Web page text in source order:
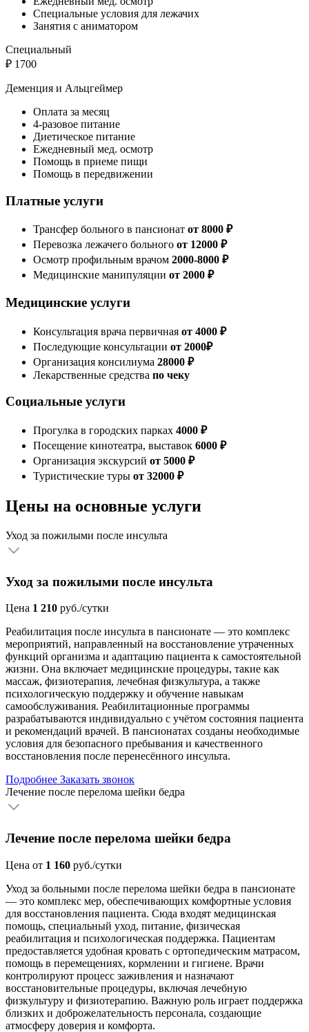
Специальные условия для лежачих
Занятия с аниматором
Специальный
₽ 1700
Деменция и Альцгеймер
Оплата за месяц
4-разовое питание
Диетическое питание
Ежедневный мед. осмотр
Помощь в приеме пищи
Помощь в передвижении
Платные услуги
Трансфер больного в пансионат от 8000 ₽
Перевозка лежачего больного от 12000 ₽
Осмотр профильным врачом 2000-8000 ₽
Медицинские манипуляции от 2000 ₽
Медицинские услуги
Консультация врача первичная от 4000 ₽
Последующие консультации от 2000₽
Организация консилиума 28000 ₽
Лекарственные средства по чеку
Социальные услуги
Прогулка в городских парках 4000 ₽
Посещение кинотеатра, выставок 6000 ₽
Организация экскурсий от 5000 ₽
Туристические туры от 32000 ₽
Цены на основные услуги
Уход за пожилыми после инсульта
Уход за пожилыми после инсульта
Цена 1 210 руб./сутки
Реабилитация после инсульта в пансионате — это комплекс
мероприятий, направленный на восстановление утраченных
функций организма и адаптацию пациента к самостоятельной
жизни. Она включает медицинские процедуры, такие как
массаж, физиотерапия, лечебная физкультура, а также
психологическую поддержку и обучение навыкам
самообслуживания. Реабилитационные программы
разрабатываются индивидуально с учётом состояния пациента
и рекомендаций врачей. В пансионатах созданы необходимые
условия для безопасного пребывания и качественного
восстановления после перенесённого инсульта.
Подробнее Заказать звонок
Лечение после перелома шейки бедра
Лечение после перелома шейки бедра
Цена от 1 160 руб./сутки
Уход за больными после перелома шейки бедра в пансионате
— это комплекс мер, обеспечивающих комфортные условия
для восстановления пациента. Сюда входят медицинская
помощь, специальный уход, питание, физическая
реабилитация и психологическая поддержка. Пациентам
предоставляется удобная кровать с ортопедическим матрасом,
помощь в перемещениях, кормлении и гигиене. Врачи
контролируют процесс заживления и назначают
восстановительные процедуры, включая лечебную
физкультуру и физиотерапию. Важную роль играет поддержка
близких и доброжелательность персонала, создающие
атмосферу доверия и комфорта.